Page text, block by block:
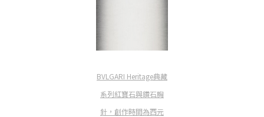
BVLGARI Heritage典藏
系列紅寶石與鑽石胸
針，創作時間為西元